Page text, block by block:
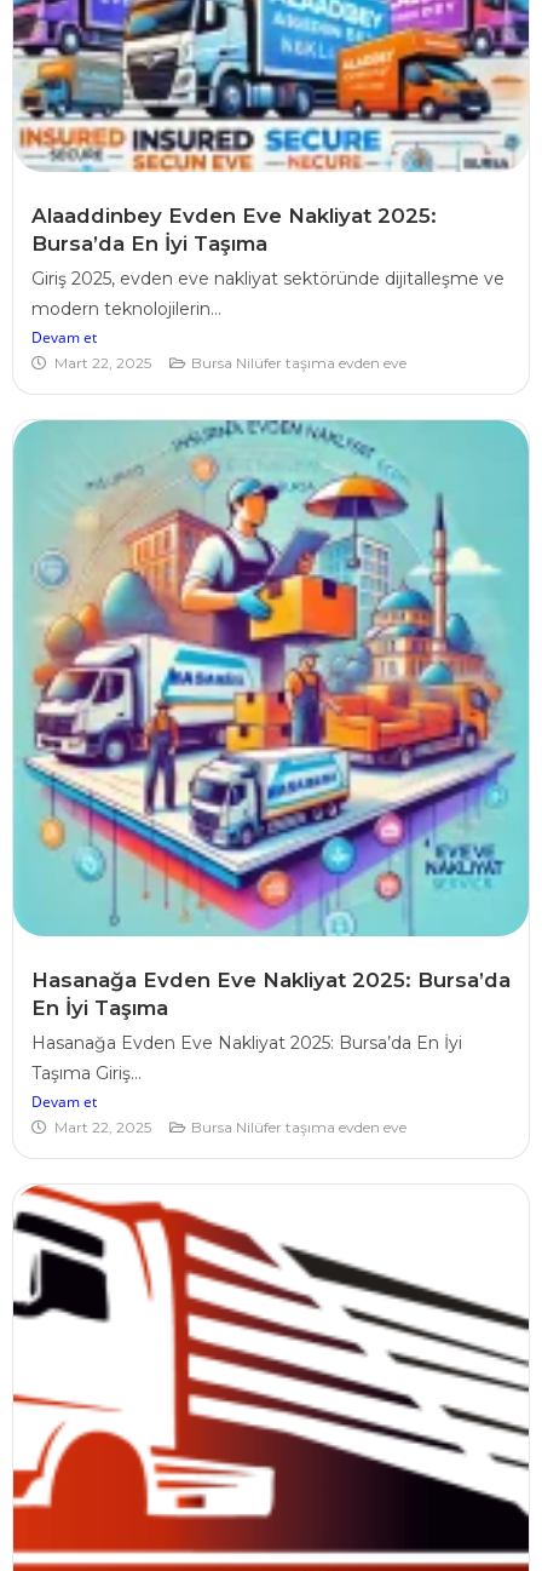
Alaaddinbey Evden Eve Nakliyat 2025:
Bursa’da En İyi Taşıma
Giriş 2025, evden eve nakliyat sektöründe dijitalleşme ve
modern teknolojilerin...
Devam et
Mart 22, 2025 Bursa Nilüfer taşıma evden eve
Hasanağa Evden Eve Nakliyat 2025: Bursa’da
En İyi Taşıma
Hasanağa Evden Eve Nakliyat 2025: Bursa’da En İyi
Taşıma Giriş...
Devam et
Mart 22, 2025 Bursa Nilüfer taşıma evden eve